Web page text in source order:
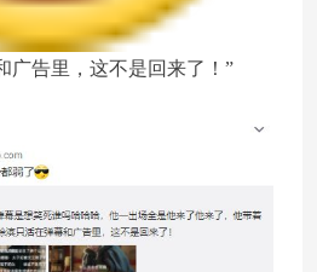
广告里，这不是回来了！”